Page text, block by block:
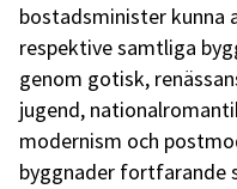
bostadsminister kunna
respektive samtliga
genom gotisk,
jugend,
modernism och
byggnader fortfarande